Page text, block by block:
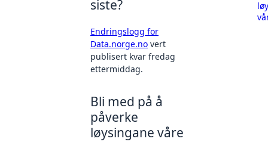
siste?
Endringslogg for
Data.norge.no vert
publisert kvar fredag
ettermiddag.
Bli med på å
påverke
løysingane våre